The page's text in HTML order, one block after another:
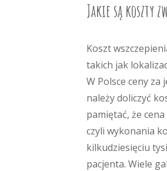
Jakie są koszty
Koszt
takich jak
W Polsce ceny
należy doliczyć
pamiętać, że
czyli wykonania
kilkudziesięciu
pacjenta. Wiele